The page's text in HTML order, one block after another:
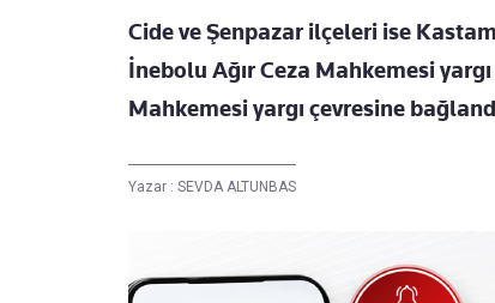
Cide ve Şenpazar ilçeleri ise
İnebolu Ağır Ceza Mahkemesi
Mahkemesi yargı çevresine
Yazar : SEVDA ALTUNBAS